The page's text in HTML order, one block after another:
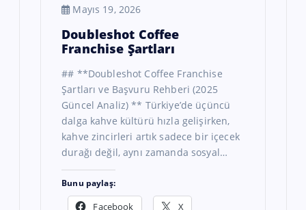
Mayıs 19, 2026
Doubleshot Coffee
Franchise Şartları
## **Doubleshot Coffee Franchise
Şartları ve Başvuru Rehberi (2025
Güncel Analiz) ** Türkiye’de üçüncü
dalga kahve kültürü hızla gelişirken,
kahve zincirleri artık sadece bir içecek
durağı değil, aynı zamanda sosyal…
Bunu paylaş:
Facebook X